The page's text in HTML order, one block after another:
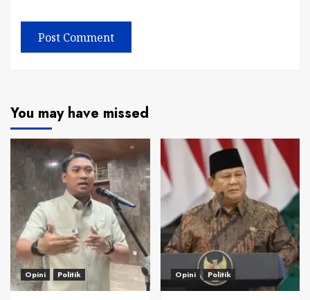
You may have missed
Opini Politik Opini Politik